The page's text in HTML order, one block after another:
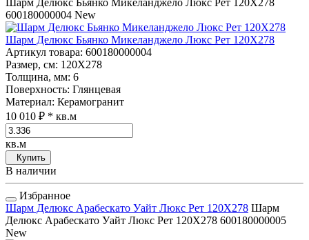
Шарм Делюкс Бьянко Микеланджело Люкс Рет 120Х278
600180000004 New
Шарм Делюкс Бьянко Микеланджело Люкс Рет 120Х278
Артикул товара: 600180000004
Размер, см: 120Х278
Толщина, мм: 6
Поверхность: Глянцевая
Материал: Керамогранит
10 010 ₽ * кв.м
кв.м
Купить
В наличии
Избранное
Шарм Делюкс Арабескато Уайт Люкс Рет 120Х278 Шарм
Делюкс Арабескато Уайт Люкс Рет 120Х278 600180000005
New